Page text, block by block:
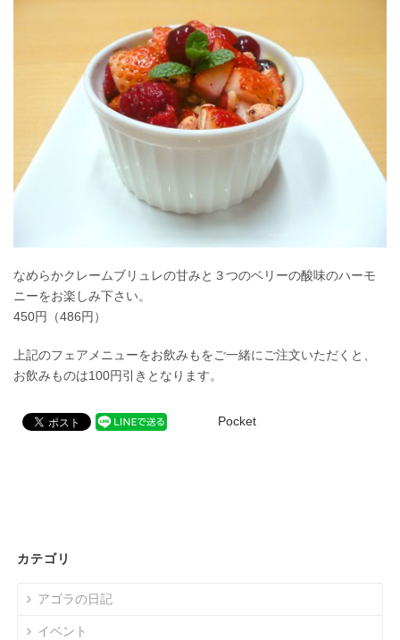
なめらかクレームブリュレの甘みと３つのベリーの酸味のハーモ
ニーをお楽しみ下さい。
450円（486円）
上記のフェアメニューをお飲みもをご一緒にご注文いただくと、
お飲みものは100円引きとなります。
Pocket
カテゴリ
アゴラの日記
イベント